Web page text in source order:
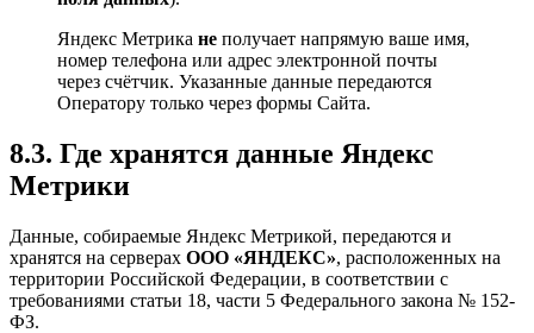
Яндекс Метрика не получает напрямую ваше имя,
номер телефона или адрес электронной почты
через счётчик. Указанные данные передаются
Оператору только через формы Сайта.
8.3. Где хранятся данные Яндекс
Метрики
Данные, собираемые Яндекс Метрикой, передаются и
хранятся на серверах ООО «ЯНДЕКС», расположенных на
территории Российской Федерации, в соответствии с
требованиями статьи 18, части 5 Федерального закона № 152-
ФЗ.